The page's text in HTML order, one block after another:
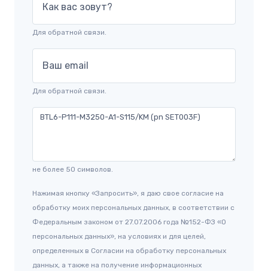
Как вас зовут?
Для обратной связи.
Ваш email
Для обратной связи.
не более 50 символов.
Нажимая кнопку «Запросить», я даю свое согласие на
обработку моих персональных данных, в соответствии с
Федеральным законом от 27.07.2006 года №152-ФЗ «О
персональных данных», на условиях и для целей,
определенных в Согласии на обработку персональных
данных, а также на получение информационных